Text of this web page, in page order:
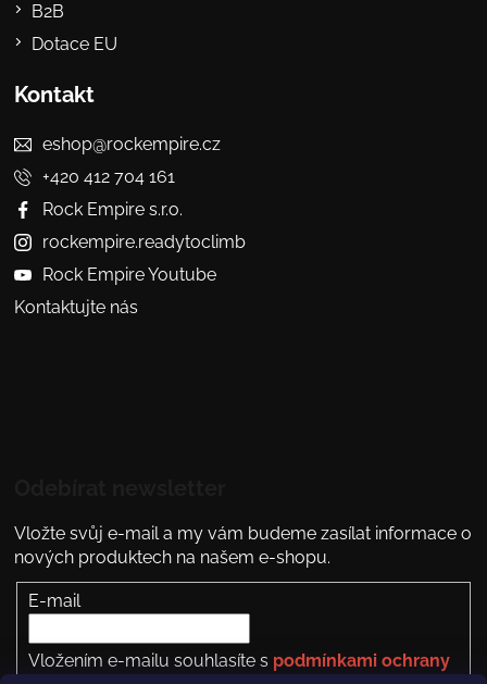
B2B
Dotace EU
Kontakt
eshop@rockempire.cz
+420 412 704 161
Rock Empire s.r.o.
rockempire.readytoclimb
Rock Empire Youtube
Kontaktujte nás
Vložte svůj e-mail a my vám budeme zasílat informace o
nových produktech na našem e-shopu.
E-mail
Vložením e-mailu souhlasíte s podmínkami ochrany